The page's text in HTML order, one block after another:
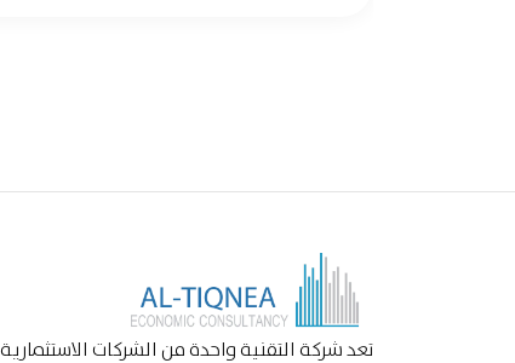
تعد شركة التقنية واحدة من الشركات الاستثمارية